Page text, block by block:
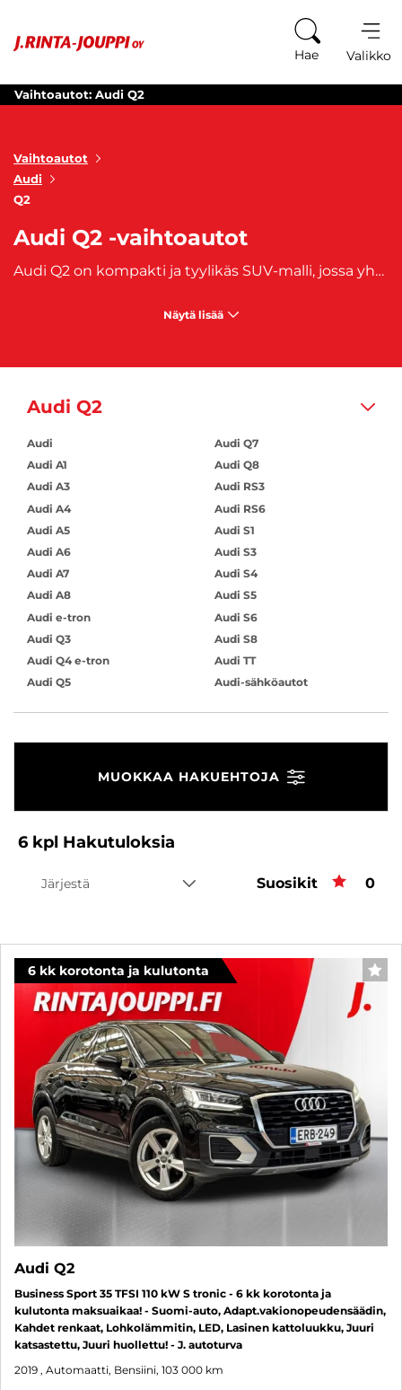
Hae Valikko
Vaihtoautot: Audi Q2
Vaihtoautot
Audi
Q2
Audi Q2 -vaihtoautot
Audi Q2 on kompakti ja tyylikäs SUV-malli, jossa yhdistyvät sporttinen muotoilu, innovatiivinen teknologia ja kompakti koko. Sen valmistus alkoi vuonna 2016. Audi Q2 -vaihtoautot sopivat niin kaupunkiseikkailuihin kuin pidemmille matkoille. Audi Q2 -vaihtoautot ovat ihanteellinen valinta niille, jotka etsivät kätevää ja urheilullista SUV-mallia. Tutustu Audi Q2 -vaihtoautojen valikoimaan ja löydä sinulle sopiva Q2-maasturi täynnä tyyliä, käytännöllisyyttä ja ajonautintoa.
Näytä lisää
Audi Q2
Audi
Audi A1
Audi A3
Audi A4
Audi A5
Audi A6
Audi A7
Audi A8
Audi e-tron
Audi Q3
Audi Q4 e-tron
Audi Q5
Audi Q7
Audi Q8
Audi RS3
Audi RS6
Audi S1
Audi S3
Audi S4
Audi S5
Audi S6
Audi S8
Audi TT
Audi-sähköautot
MUOKKAA HAKUEHTOJA
6 kpl Hakutuloksia
Järjestä Suosikit 0
6 kk korotonta ja kulutonta
Audi Q2
Business Sport 35 TFSI 110 kW S tronic - 6 kk korotonta ja
kulutonta maksuaikaa! - Suomi-auto, Adapt.vakionopeudensäädin,
Kahdet renkaat, Lohkolämmitin, LED, Lasinen kattoluukku, Juuri
katsastettu, Juuri huollettu! - J. autoturva
2019 , Automaatti, Bensiini, 103 000 km